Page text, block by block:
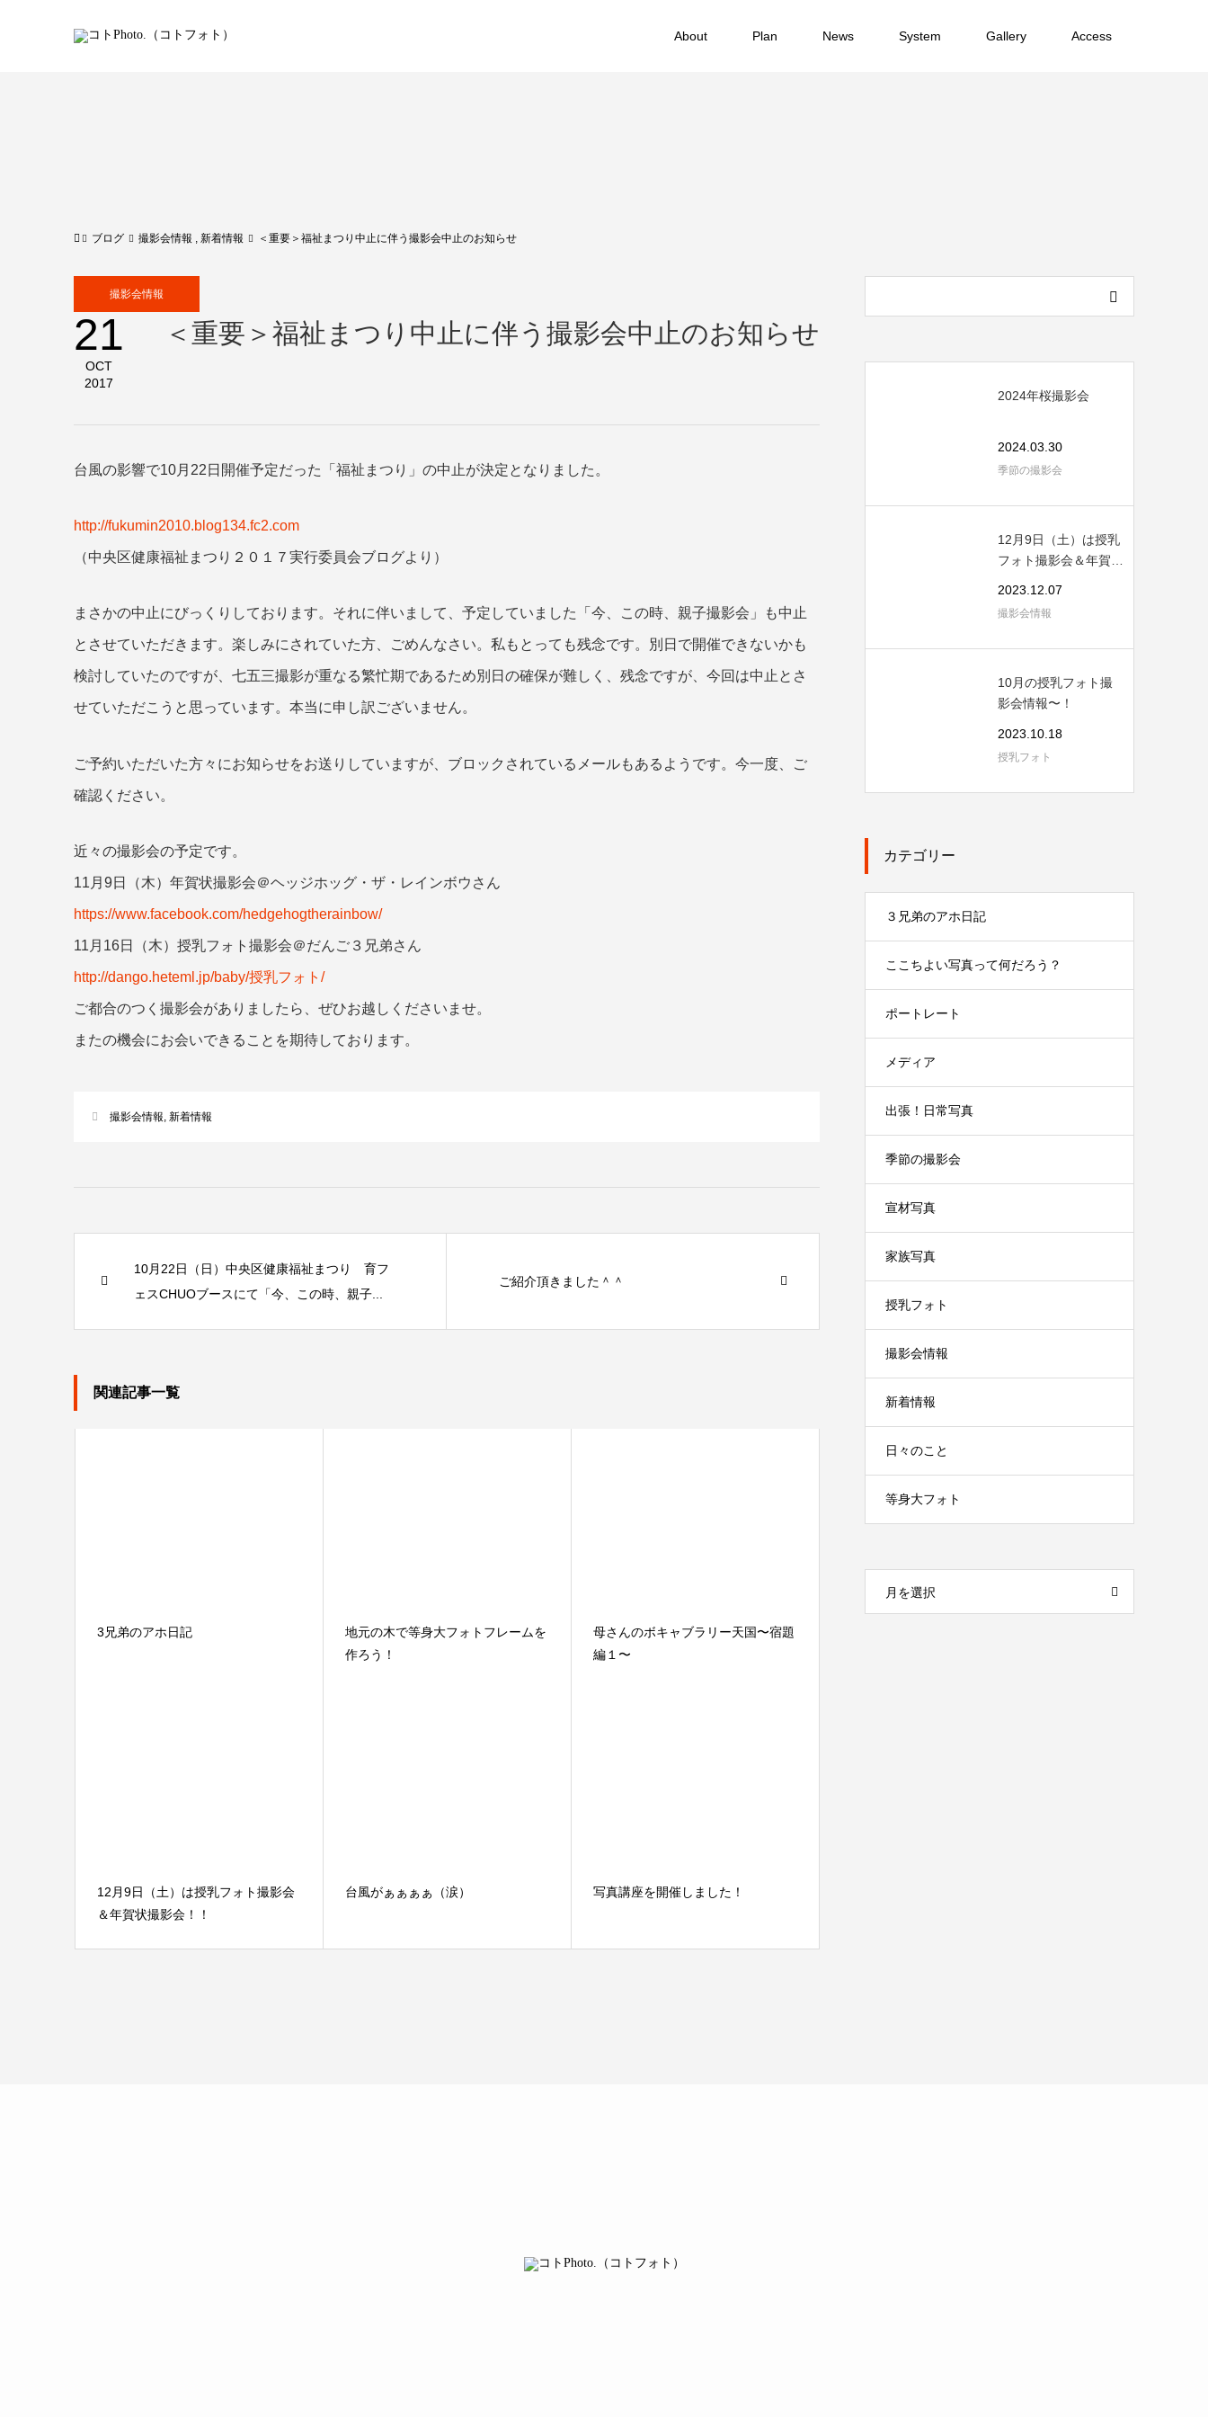
About Plan News System Gallery Access
ブログ 撮影会情報 , 新着情報 ＜重要＞福祉まつり中止に伴う撮影会中止のお知らせ
撮影会情報
21
OCT
2017
＜重要＞福祉まつり中止に伴う撮影会中止のお知らせ
台風の影響で10月22日開催予定だった「福祉まつり」の中止が決定となりました。
http://fukumin2010.blog134.fc2.com
（中央区健康福祉まつり２０１７実行委員会ブログより）
まさかの中止にびっくりしております。それに伴いまして、予定していました「今、この時、親子撮影会」も中止
とさせていただきます。楽しみにされていた方、ごめんなさい。私もとっても残念です。別日で開催できないかも
検討していたのですが、七五三撮影が重なる繁忙期であるため別日の確保が難しく、残念ですが、今回は中止とさ
せていただこうと思っています。本当に申し訳ございません。
ご予約いただいた方々にお知らせをお送りしていますが、ブロックされているメールもあるようです。今一度、ご
確認ください。
近々の撮影会の予定です。
11月9日（木）年賀状撮影会＠ヘッジホッグ・ザ・レインボウさん
https://www.facebook.com/hedgehogtherainbow/
11月16日（木）授乳フォト撮影会＠だんご３兄弟さん
http://dango.heteml.jp/baby/授乳フォト/
ご都合のつく撮影会がありましたら、ぜひお越しくださいませ。
またの機会にお会いできることを期待しております。
撮影会情報 新着情報
10月22日（日）中央区健康福祉まつり 育フ
ェスCHUOブースにて「今、この時、親子...
ご紹介頂きました＾＾
関連記事一覧
3兄弟のアホ日記
地元の木で等身大フォトフレームを
作ろう！
母さんのボキャブラリー天国〜宿題
編１〜
12月9日（土）は授乳フォト撮影会
＆年賀状撮影会！！
台風がぁぁぁぁ（涙） 写真講座を開催しました！
2024年桜撮影会
2024.03.30
季節の撮影会
12月9日（土）は授乳
フォト撮影会＆年賀状
2023.12.07
撮影会情報
10月の授乳フォト撮
影会情報〜！
2023.10.18
授乳フォト
カテゴリー
３兄弟のアホ日記
ここちよい写真って何だろう？
ポートレート
メディア
出張！日常写真
季節の撮影会
宣材写真
家族写真
授乳フォト
撮影会情報
新着情報
日々のこと
等身大フォト
月を選択